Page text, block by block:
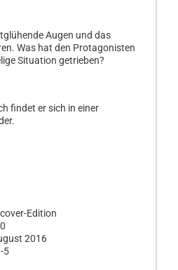
Augen und das
Was hat den Protagonisten
Situation getrieben?
findet er sich in einer
Edition
2016
5